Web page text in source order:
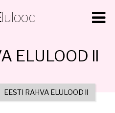
lulood
ELULOOD ll
EESTI RAHVA ELULOOD ll